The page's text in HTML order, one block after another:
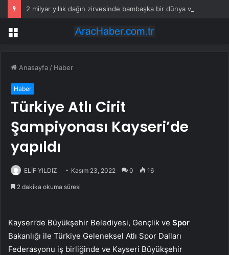
2 milyar yıllık dağın zirvesinde bambaşka bir dünya var
Menü
Anasayfa / Haber
Haber
Türkiye Atlı Cirit
Şampiyonası Kayseri’de
yapıldı
ELİF YILDIZ Kasım 23, 2022 0 16
2 dakika okuma süresi
Kayseri’de Büyükşehir Belediyesi, Gençlik ve Spor
Bakanlığı ile Türkiye Geleneksel Atlı Spor Dalları
Federasyonu iş birliğinde ve Kayseri Büyükşehir